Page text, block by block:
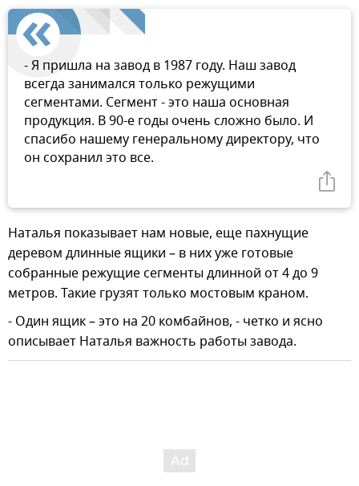
- Я пришла на завод в 1987 году. Наш завод
всегда занимался только режущими
сегментами. Сегмент - это наша основная
продукция. В 90-е годы очень сложно было. И
спасибо нашему генеральному директору, что
он сохранил это все.
Наталья показывает нам новые, еще пахнущие
деревом длинные ящики – в них уже готовые
собранные режущие сегменты длинной от 4 до 9
метров. Такие грузят только мостовым краном.
- Один ящик – это на 20 комбайнов, - четко и ясно
описывает Наталья важность работы завода.